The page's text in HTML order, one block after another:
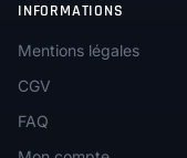
INFORMATIONS
Mentions légales
CGV
FAQ